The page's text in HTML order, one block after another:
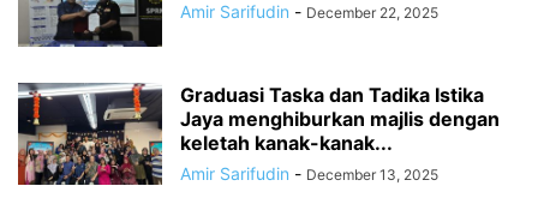
Amir Sarifudin - December 22, 2025
Graduasi Taska dan Tadika Istika
Jaya menghiburkan majlis dengan
keletah kanak-kanak...
Amir Sarifudin - December 13, 2025